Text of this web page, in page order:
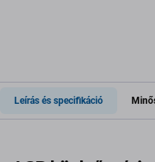
Leírás és specifikáció